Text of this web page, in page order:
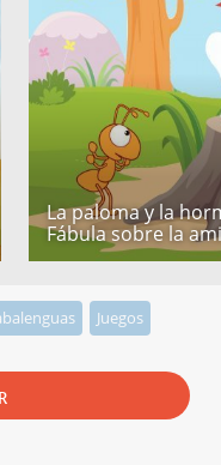
La paloma y la
Fábula sobre la
Juegos